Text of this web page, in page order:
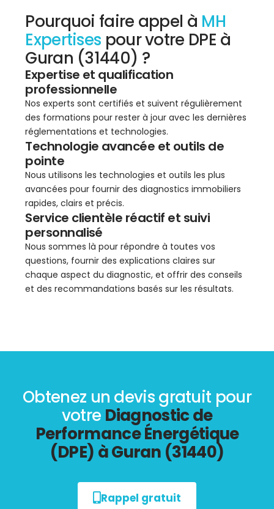
Pourquoi faire appel à MH
Expertises pour votre DPE à
Guran (31440) ?
Expertise et qualification
professionnelle
Nos experts sont certifiés et suivent régulièrement
des formations pour rester à jour avec les dernières
réglementations et technologies.
Technologie avancée et outils de
pointe
Nous utilisons les technologies et outils les plus
avancées pour fournir des diagnostics immobiliers
rapides, clairs et précis.
Service clientèle réactif et suivi
personnalisé
Nous sommes là pour répondre à toutes vos
questions, fournir des explications claires sur
chaque aspect du diagnostic, et offrir des conseils
et des recommandations basés sur les résultats.
Obtenez un devis gratuit pour
votre Diagnostic de
Performance Énergétique
(DPE) à Guran (31440)
Rappel gratuit